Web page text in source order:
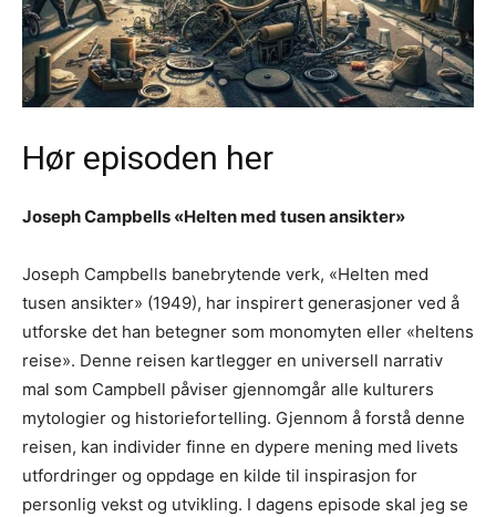
Hør episoden her
Joseph Campbells «Helten med tusen ansikter»
Joseph Campbells banebrytende verk, «Helten med
tusen ansikter» (1949), har inspirert generasjoner ved å
utforske det han betegner som monomyten eller «heltens
reise». Denne reisen kartlegger en universell narrativ
mal som Campbell påviser gjennomgår alle kulturers
mytologier og historiefortelling. Gjennom å forstå denne
reisen, kan individer finne en dypere mening med livets
utfordringer og oppdage en kilde til inspirasjon for
personlig vekst og utvikling. I dagens episode skal jeg se